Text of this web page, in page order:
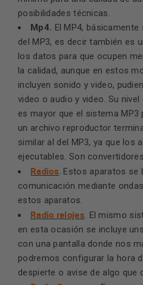
posibilidades técnicas.
Mp4. El MP4,
del MP3, es decir también es
los datos para que ocupen
la calidad, aunque en estos
incluyen sonido y video,
video o audio y video. Su
es mayor que el sistema MP3
un archivo reproductor
similar al del MP3, ya que los
ejecutables. Son
Radios. Estos aparatos se
comunicación mediante
estos aparatos.
Radio relojes. El mismo
en esta ocasión se incluye
con una pantalla donde nos
podremos configurar la hora
despierte o avise de algo que